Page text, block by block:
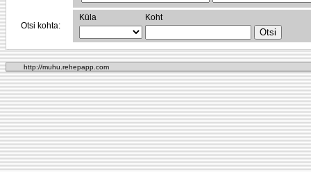
Otsi kohta:
Küla Koht
http://muhu.rehepapp.com